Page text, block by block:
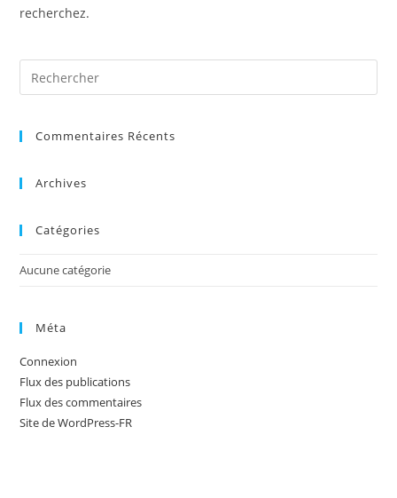
recherchez.
Commentaires Récents
Archives
Catégories
Aucune catégorie
Méta
Connexion
Flux des publications
Flux des commentaires
Site de WordPress-FR